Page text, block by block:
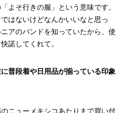
よそ行きの服」という意味です。
はないけどなんかいいなと思っ
アのバンドを知っていたから、使
諾してくれて。
普段着や日用品が揃っている印象
ニューメキシコあたりまで買い付